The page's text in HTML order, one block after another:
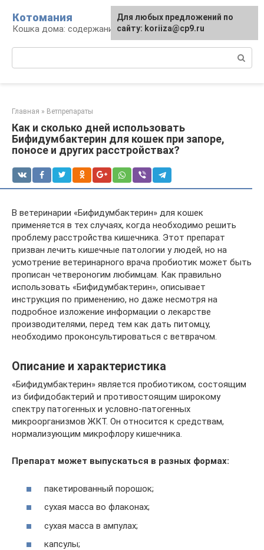
контенту
Котомания
Кошка дома: содержание и уход
Главная » Ветпрепараты
Как и сколько дней использовать
Бифидумбактерин для кошек при запоре,
поносе и других расстройствах?
В ветеринарии «Бифидумбактерин» для кошек
применяется в тех случаях, когда необходимо решить
проблему расстройства кишечника. Этот препарат
призван лечить кишечные патологии у людей, но на
усмотрение ветеринарного врача пробиотик может быть
прописан четвероногим любимцам. Как правильно
использовать «Бифидумбактерин», описывает
инструкция по применению, но даже несмотря на
подробное изложение информации о лекарстве
производителями, перед тем как дать питомцу,
необходимо проконсультироваться с ветврачом.
Описание и характеристика
«Бифидумбактерин» является пробиотиком, состоящим
из бифидобактерий и противостоящим широкому
спектру патогенных и условно-патогенных
микроорганизмов ЖКТ. Он относится к средствам,
нормализующим микрофлору кишечника.
Препарат может выпускаться в разных формах:
пакетированный порошок;
сухая масса во флаконах;
сухая масса в ампулах;
капсулы;
Для любых предложений по
сайту: koriiza@cp9.ru